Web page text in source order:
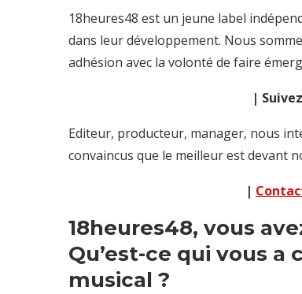
18heures48 est un jeune label
dans leur développement. Nous
adhésion avec la volonté de faire
|
Editeur, producteur, manager, nous
convaincus que le meilleur est devant
|
18heures48, vous
Qu’est-ce qui vous
musical ?